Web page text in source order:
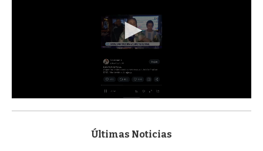
s
Últimas Noticias